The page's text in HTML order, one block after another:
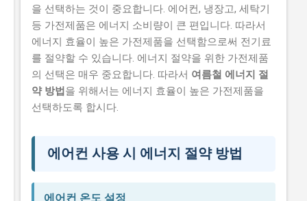
을 선택하는 것이 중요합니다. 에어컨, 냉장고, 세탁기
등 가전제품은 에너지 소비량이 큰 편입니다. 따라서
에너지 효율이 높은 가전제품을 선택함으로써 전기료
를 절약할 수 있습니다. 에너지 절약을 위한 가전제품
의 선택은 매우 중요합니다. 따라서 여름철 에너지 절
약 방법 을 위해서는 에너지 효율이 높은 가전제품을
선택하도록 합시다.
에어컨 사용 시 에너지 절약 방법
에어컨 온도 설정